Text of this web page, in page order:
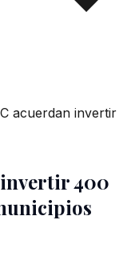
acuerdan invertir
invertir 400